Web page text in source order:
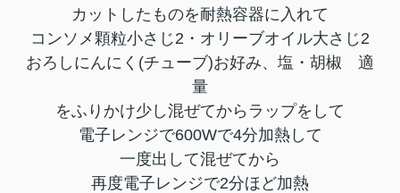
カットしたものを耐熱容器に入れて
コンソメ顆粒小さじ2・オリーブオイル大さじ2
おろしにんにく(チューブ)お好み、塩・胡椒 適
量
をふりかけ少し混ぜてからラップをして
電子レンジで600Wで4分加熱して
一度出して混ぜてから
再度電子レンジで2分ほど加熱